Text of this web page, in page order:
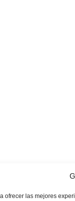
ofrecer las mejores